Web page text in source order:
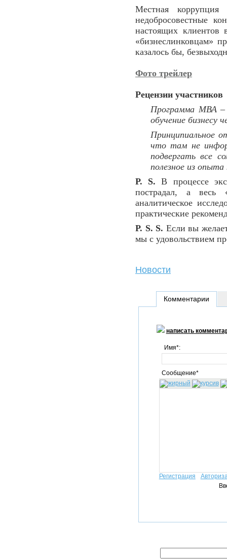
Местная коррупция
недобросовестные
настоящих
«бизнеслинковцам»
казалось бы,
Фото трейлер
Рецензии участников
Программа МВА –
обучение бизнесу
Принципиальное
что там не
подвергать все
полезное из
P. S.В процессе
пострадал, а весь
аналитическое
практические
P. S. S. Если вы
мы с удовольствием
Новости
Комментарии
написать
Имя*:
Сообщение*
Регистрация